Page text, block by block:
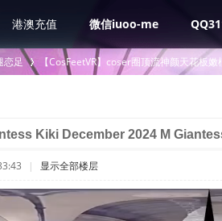
港澳充值 微信iuoo-me
恋足
›
【CosFeetVR】coser圈顶流神颜天花板
Kiki December 2024 M
| 显示全部楼层